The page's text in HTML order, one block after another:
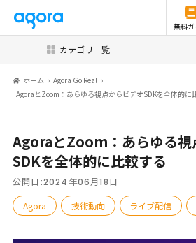
無料ガ
カテゴリ一覧
ホーム
Agora Go Real
AgoraとZoom：あらゆる視点からビデオSDKを全体的に
AgoraとZoom：あらゆる視
SDKを全体的に比較する
公開日:2024年06月18日
Agora
技術動向 ライブ配信